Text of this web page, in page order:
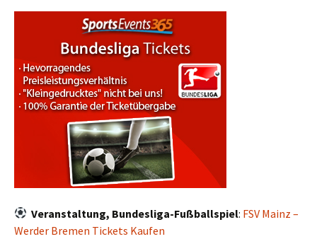
Veranstaltung, Bundesliga-Fußballspiel: FSV Mainz –
Werder Bremen Tickets Kaufen